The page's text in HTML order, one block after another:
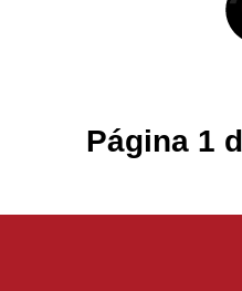
Página 1